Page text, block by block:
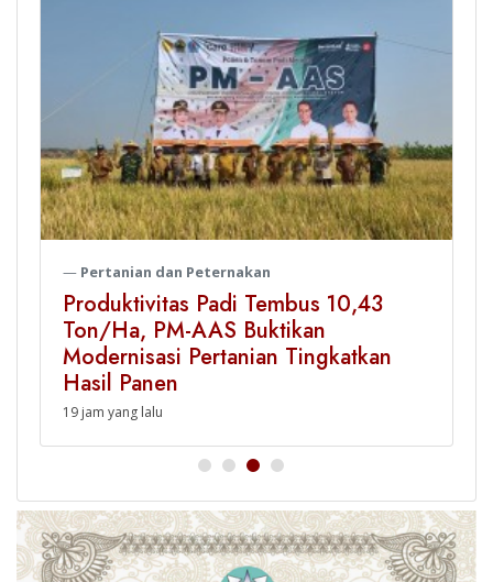
Pertanian dan Peternakan
Produktivitas Padi Tembus 10,43
Ton/Ha, PM-AAS Buktikan
Modernisasi Pertanian Tingkatkan
Hasil Panen
19 jam yang lalu